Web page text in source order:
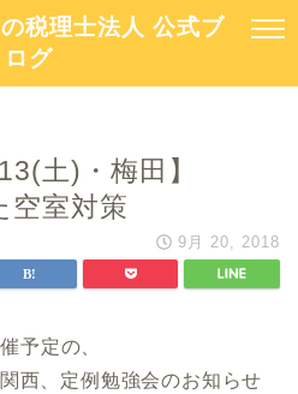
税理士法人 公式ブ
ログ
土)・梅田】
空室対策
9月 20, 2018
予定の、
西、定例勉強会のお知らせ